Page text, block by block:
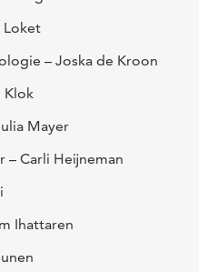
Loket
– Joska de Kroon
Klok
Mayer
– Carli Heijneman
Ihattaren